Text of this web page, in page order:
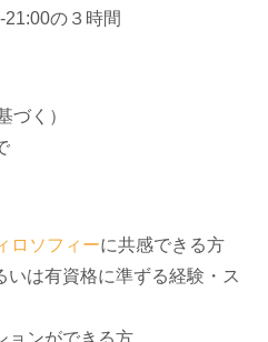
の３時間
づく）
ロソフィーに共感できる方
いは有資格に準ずる経験・ス
ョンができる方